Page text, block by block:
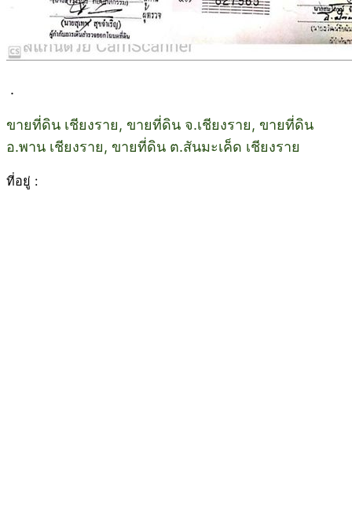
.
ขายที่ดิน เชียงราย, ขายที่ดิน จ.เชียงราย, ขายที่ดิน
อ.พาน เชียงราย, ขายที่ดิน ต.สันมะเค็ด เชียงราย
ที่อยู่ :